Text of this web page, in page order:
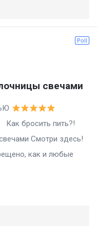
Poll
свечами
пить?!
Смотри здесь!
как и любые